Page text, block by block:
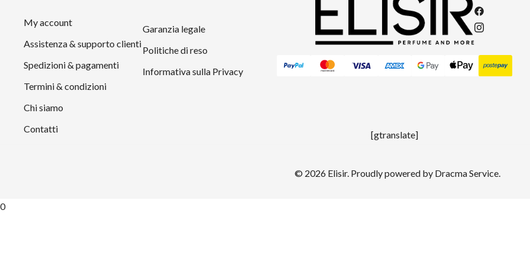
My account
Assistenza & supporto clienti
Spedizioni & pagamenti
Termini & condizioni
Chi siamo
Contatti
Garanzia legale
Politiche di reso
Informativa sulla Privacy
[gtranslate]
© 2026 Elisir. Proudly powered by Dracma Service
0